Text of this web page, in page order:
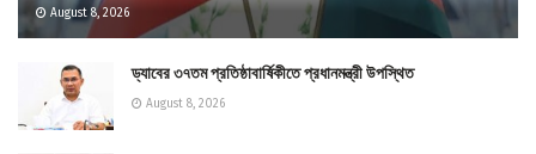
August 8, 2026
ড্যাবের ৩৭তম প্রতিষ্ঠাবার্ষিকীতে প্রধানমন্ত্রী উপস্থিত
August 8, 2026